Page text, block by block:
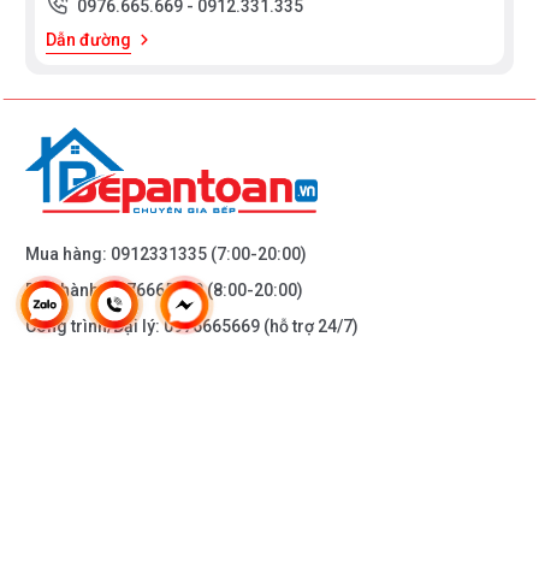
0976.665.669 - 0912.331.335
Dẫn đường
Mua hàng: 0912331335 (7:00-20:00)
Bảo hành:0976665669(8:00-20:00)
Công trình/Đại lý:0976665669 (hỗ trợ 24/7)